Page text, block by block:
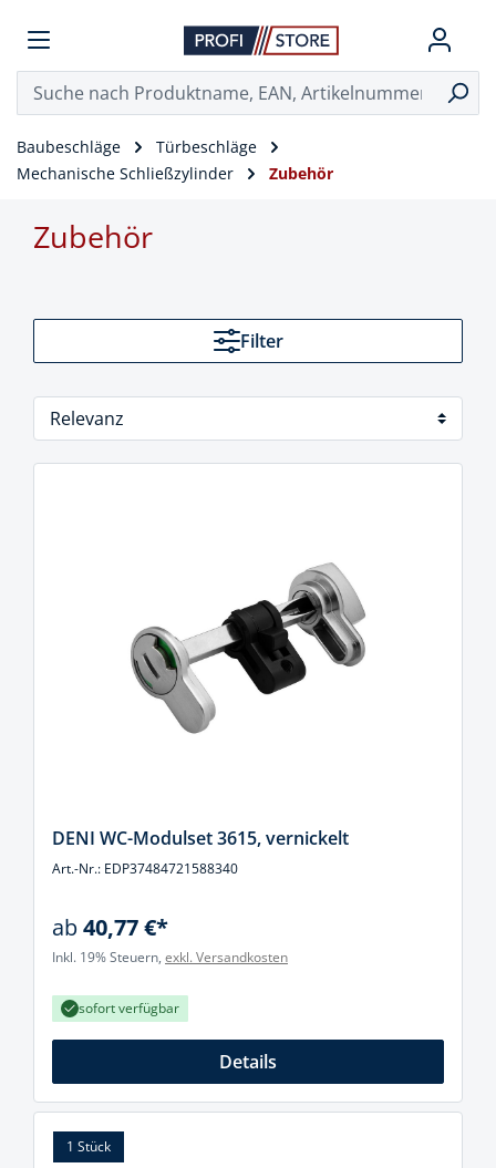
Baubeschläge
Türbeschläge
Mechanische Schließzylinder
Zubehör
Zubehör
Filter
DENI WC-Modulset 3615, vernickelt
Art.-Nr.: EDP37484721588340
ab40,77 €*
Inkl. 19% Steuern, exkl. Versandkosten
sofort verfügbar
Details
1 Stück